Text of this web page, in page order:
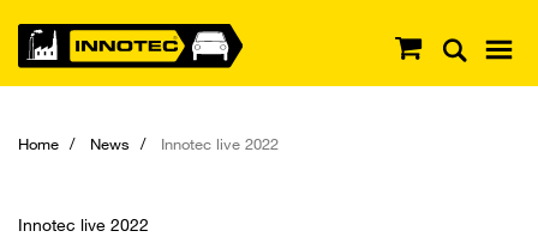
Home News Innotec live 2022
Innotec live 2022